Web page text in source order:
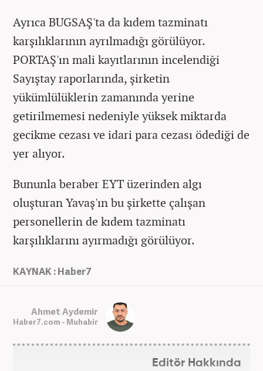
Ayrıca BUGSAŞ'ta da kıdem tazminatı
karşılıklarının ayrılmadığı görülüyor.
PORTAŞ'ın mali kayıtlarının incelendiği
Sayıştay raporlarında, şirketin
yükümlülüklerin zamanında yerine
getirilmemesi nedeniyle yüksek miktarda
gecikme cezası ve idari para cezası ödediği de
yer alıyor.
Bununla beraber EYT üzerinden algı
oluşturan Yavaş'ın bu şirkette çalışan
personellerin de kıdem tazminatı
karşılıklarını ayırmadığı görülüyor.
KAYNAK : Haber7
Ahmet Aydemir
Haber7.com - Muhabir
Editör Hakkında